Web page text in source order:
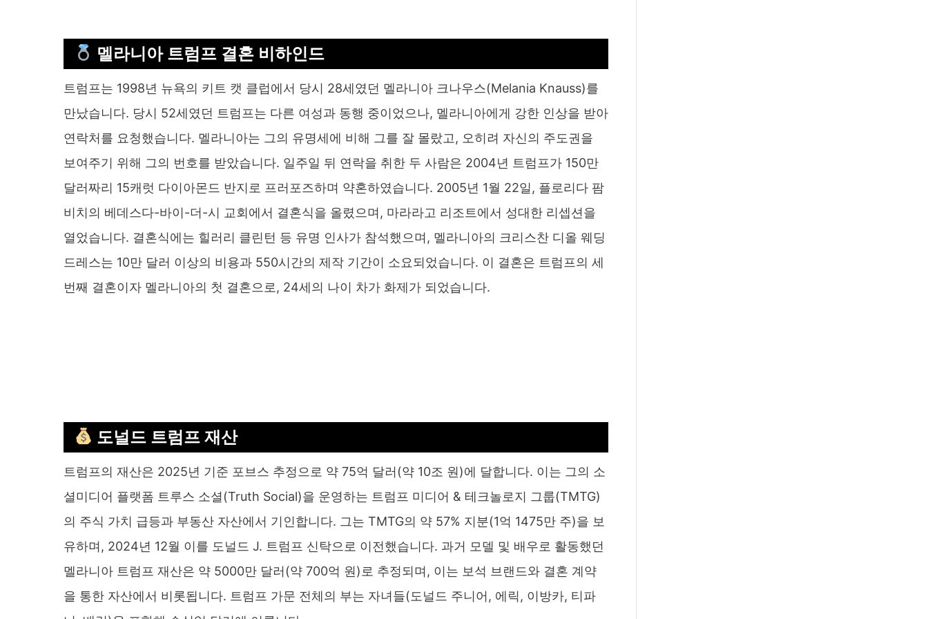
멜라니아 트럼프 결혼 비하인드
트럼프는 1998년 뉴욕의 키트 캣 클럽에서 당시 28세였던 멜라니아 크나우스(Melania Knauss)를
만났습니다. 당시 52세였던 트럼프는 다른 여성과 동행 중이었으나, 멜라니아에게 강한 인상을 받아
연락처를 요청했습니다. 멜라니아는 그의 유명세에 비해 그를 잘 몰랐고, 오히려 자신의 주도권을
보여주기 위해 그의 번호를 받았습니다. 일주일 뒤 연락을 취한 두 사람은 2004년 트럼프가 150만
달러짜리 15캐럿 다이아몬드 반지로 프러포즈하며 약혼하였습니다. 2005년 1월 22일, 플로리다 팜
비치의 베데스다-바이-더-시 교회에서 결혼식을 올렸으며, 마라라고 리조트에서 성대한 리셉션을
열었습니다. 결혼식에는 힐러리 클린턴 등 유명 인사가 참석했으며, 멜라니아의 크리스찬 디올 웨딩
드레스는 10만 달러 이상의 비용과 550시간의 제작 기간이 소요되었습니다. 이 결혼은 트럼프의 세
번째 결혼이자 멜라니아의 첫 결혼으로, 24세의 나이 차가 화제가 되었습니다.
도널드 트럼프 재산
트럼프의 재산은 2025년 기준 포브스 추정으로 약 75억 달러(약 10조 원)에 달합니다. 이는 그의 소
셜미디어 플랫폼 트루스 소셜(Truth Social)을 운영하는 트럼프 미디어 & 테크놀로지 그룹(TMTG)
의 주식 가치 급등과 부동산 자산에서 기인합니다. 그는 TMTG의 약 57% 지분(1억 1475만 주)을 보
유하며, 2024년 12월 이를 도널드 J. 트럼프 신탁으로 이전했습니다. 과거 모델 및 배우로 활동했던
멜라니아 트럼프 재산은 약 5000만 달러(약 700억 원)로 추정되며, 이는 보석 브랜드와 결혼 계약
을 통한 자산에서 비롯됩니다. 트럼프 가문 전체의 부는 자녀들(도널드 주니어, 에릭, 이방카, 티파